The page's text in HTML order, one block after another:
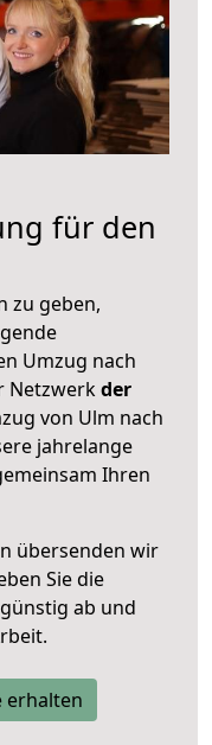
für den
zu geben,
Umzug nach
Netzwerkder
von Ulm nach
jahrelange
Ihren
übersenden wir
Sie die
ab und
erhalten